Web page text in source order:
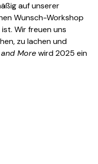
auf unserer
Wunsch-Workshop
Wir freuen uns
zu lachen und
Morewird 2025 ein